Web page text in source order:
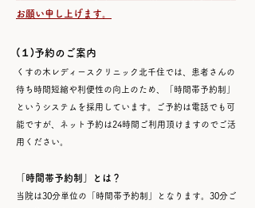
お願い申し上げます。
(１)予約のご案内
くすの木レディースクリニック北千住では、患者さんの
待ち時間短縮や利便性の向上のため、「時間帯予約制」
というシステムを採用しています。ご予約は電話でも可
能ですが、ネット予約は24時間ご利用頂けますのでご活
用ください。
「時間帯予約制」とは？
当院は30分単位の「時間帯予約制」となります。30分ご